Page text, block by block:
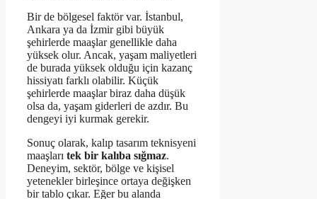
Bir de bölgesel faktör var. İstanbul,
Ankara ya da İzmir gibi büyük
şehirlerde maaşlar genellikle daha
yüksek olur. Ancak, yaşam maliyetleri
de burada yüksek olduğu için kazanç
hissiyatı farklı olabilir. Küçük
şehirlerde maaşlar biraz daha düşük
olsa da, yaşam giderleri de azdır. Bu
dengeyi iyi kurmak gerekir.
Sonuç olarak, kalıp tasarım teknisyeni
maaşları tek bir kalıba sığmaz.
Deneyim, sektör, bölge ve kişisel
yetenekler birleşince ortaya değişken
bir tablo çıkar. Eğer bu alanda